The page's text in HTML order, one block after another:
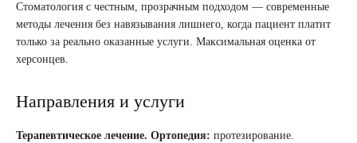
Стоматология с честным, прозрачным подходом — современные
методы лечения без навязывания лишнего, когда пациент платит
только за реально оказанные услуги. Максимальная оценка от
херсонцев.
Направления и услуги
Терапевтическое лечение. Ортопедия: протезирование.